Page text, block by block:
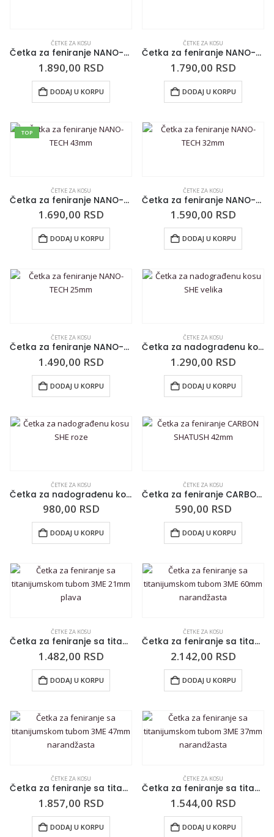
ČETKE ZA KOSU
Četka za feniranje NANO-TECH 65mm
1.890,00 RSD
DODAJ U KORPU
ČETKE ZA KOSU
Četka za feniranje NANO-TECH 53mm
1.790,00 RSD
DODAJ U KORPU
TOP
ČETKE ZA KOSU
Četka za feniranje NANO-TECH 43mm
1.690,00 RSD
DODAJ U KORPU
ČETKE ZA KOSU
Četka za feniranje NANO-TECH 32mm
1.590,00 RSD
DODAJ U KORPU
ČETKE ZA KOSU
Četka za feniranje NANO-TECH 25mm
1.490,00 RSD
DODAJ U KORPU
ČETKE ZA KOSU
Četka za nadograđenu kosu SHE velika
1.290,00 RSD
DODAJ U KORPU
ČETKE ZA KOSU
Četka za nadograđenu kosu SHE roze
980,00 RSD
DODAJ U KORPU
ČETKE ZA KOSU
Četka za feniranje CARBON SHATUSH 42mm
590,00 RSD
DODAJ U KORPU
ČETKE ZA KOSU
Četka za feniranje sa titanijumskom tubom 3ME 21mm plava
1.482,00 RSD
DODAJ U KORPU
ČETKE ZA KOSU
Četka za feniranje sa titanijumskom tubom 3ME 60mm narandžasta
2.142,00 RSD
DODAJ U KORPU
ČETKE ZA KOSU
Četka za feniranje sa titanijumskom tubom 3ME 47mm narandžasta
1.857,00 RSD
DODAJ U KORPU
ČETKE ZA KOSU
Četka za feniranje sa titanijumskom tubom 3ME 37mm narandžasta
1.544,00 RSD
DODAJ U KORPU